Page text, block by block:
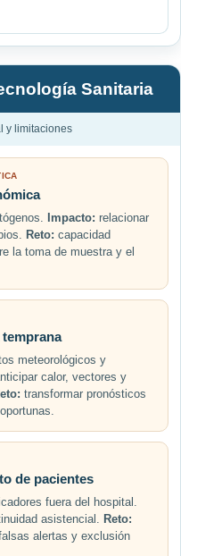
Sanitaria
y limitaciones
Impacto: relacionar
Reto: capacidad
la toma de muestra y el
meteorológicos y
calor, vectores y
transformar pronósticos
de pacientes
fuera del hospital.
asistencial. Reto:
alertas y exclusión